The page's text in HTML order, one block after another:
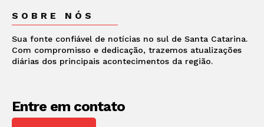
SOBRE NÓS
Sua fonte confiável de notícias no sul de Santa Catarina.
Com compromisso e dedicação, trazemos atualizações
diárias dos principais acontecimentos da região.
Entre em contato